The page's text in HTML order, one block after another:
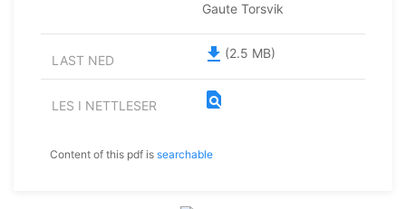
Gaute Torsvik
LAST NED file_download (2.5 MB)
LES I NETTLESER find_in_page
Content of this pdf is searchable